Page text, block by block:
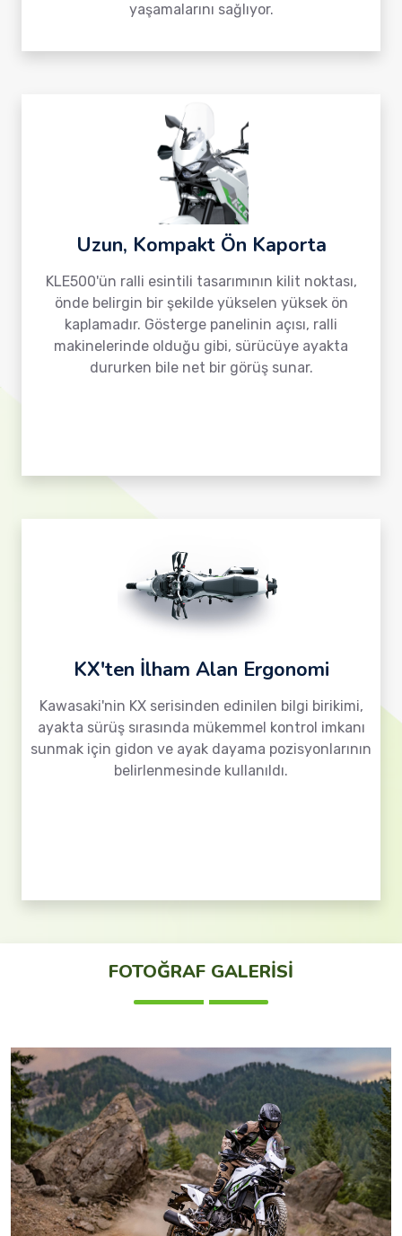
yaşamalarını sağlıyor.
Uzun, Kompakt Ön Kaporta
KLE500'ün ralli esintili tasarımının kilit noktası,
önde belirgin bir şekilde yükselen yüksek ön
kaplamadır. Gösterge panelinin açısı, ralli
makinelerinde olduğu gibi, sürücüye ayakta
dururken bile net bir görüş sunar.
KX'ten İlham Alan Ergonomi
Kawasaki'nin KX serisinden edinilen bilgi birikimi,
ayakta sürüş sırasında mükemmel kontrol imkanı
sunmak için gidon ve ayak dayama pozisyonlarının
belirlenmesinde kullanıldı.
FOTOĞRAF GALERİSİ